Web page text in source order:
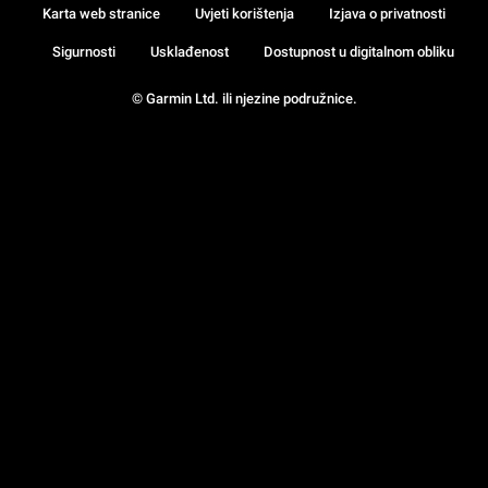
© Garmin Ltd. ili njezine podružnice.
Karta web stranice Uvjeti korištenja Izjava o privatnosti
Sigurnosti Usklađenost Dostupnost u digitalnom obliku